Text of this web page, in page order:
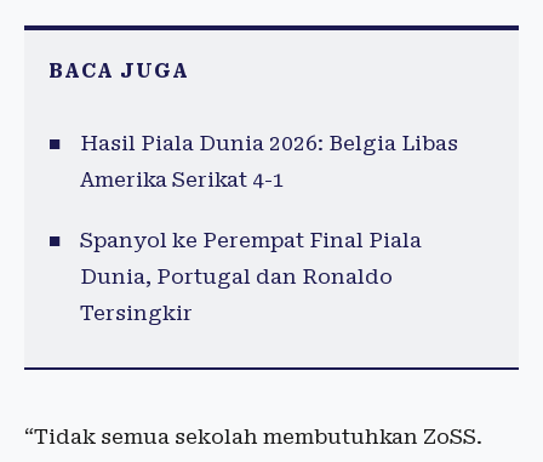
BACA JUGA
Hasil Piala Dunia 2026: Belgia Libas
Amerika Serikat 4-1
Spanyol ke Perempat Final Piala
Dunia, Portugal dan Ronaldo
Tersingkir
“Tidak semua sekolah membutuhkan ZoSS.